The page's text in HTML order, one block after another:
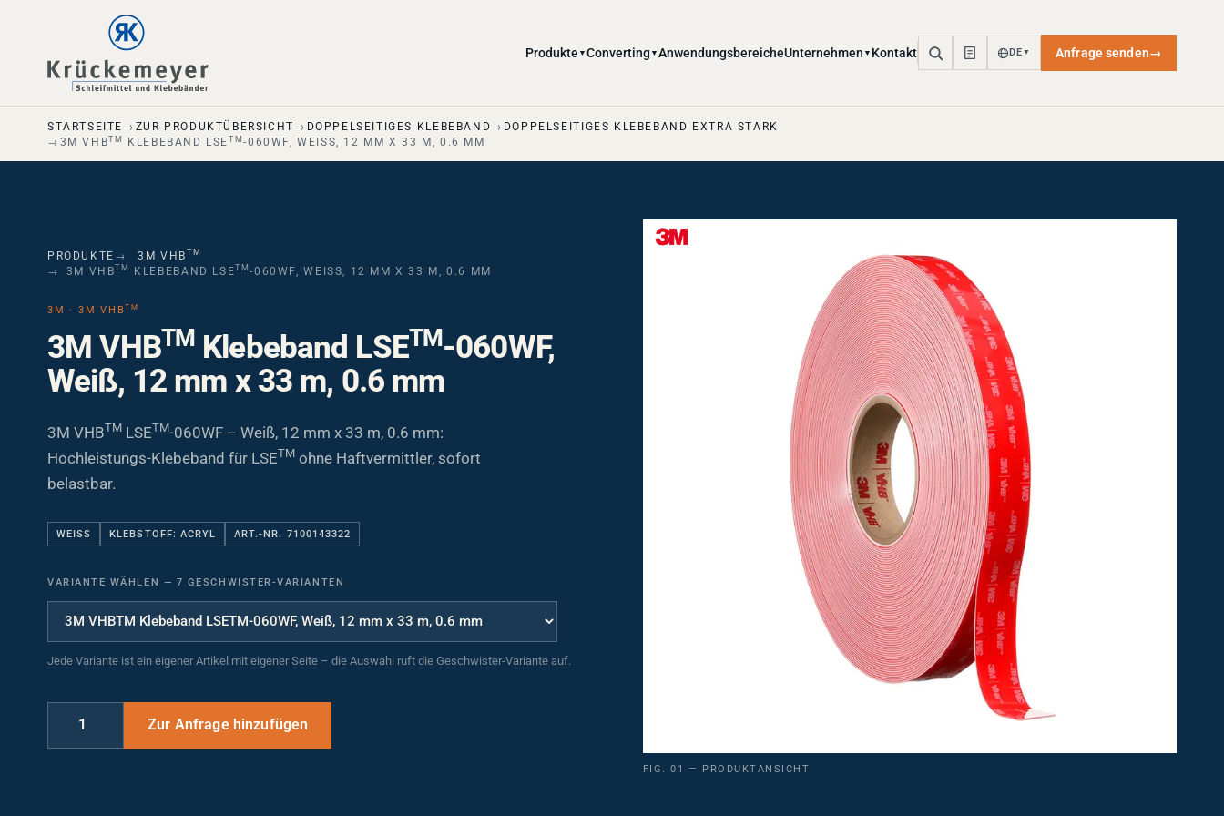
Skip to main navigation
Skip to main content
Skip to page footer
Produkte ▼Converting ▼ AnwendungsbereicheUnternehmen ▼ Kontakt DE ▼ Anfrage senden→
STARTSEITE ZUR PRODUKTÜBERSICHT DOPPELSEITIGES KLEBEBAND
DOPPELSEITIGES KLEBEBAND EXTRA STARK
3M VHBTM KLEBEBAND LSE TM -060WF, WEISS, 12 MM X 33 M, 0.6 MM
PRODUKTE 3M VHB TM
3M VHBTM KLEBEBAND LSETM -060WF, WEISS, 12 MM X 33 M, 0.6 MM
3M · 3M VHBTM
3M VHBTM Klebeband LSETM-060WF,
Weiß, 12 mm x 33 m, 0.6 mm
3M VHBTM LSETM-060WF – Weiß, 12 mm x 33 m, 0.6 mm:
Hochleistungs-Klebeband für LSETM ohne Haftvermittler, sofort
belastbar.
WEISS KLEBSTOFF: ACRYL ART.-NR. 7100143322
VARIANTE WÄHLEN — 7 GESCHWISTER-VARIANTEN
Jede Variante ist ein eigener Artikel mit eigener Seite – die Auswahl ruft die Geschwister-Variante auf.
FIG. 01 — PRODUKTANSICHT